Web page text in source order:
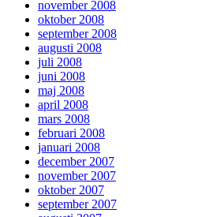
november 2008
oktober 2008
september 2008
augusti 2008
juli 2008
juni 2008
maj 2008
april 2008
mars 2008
februari 2008
januari 2008
december 2007
november 2007
oktober 2007
september 2007